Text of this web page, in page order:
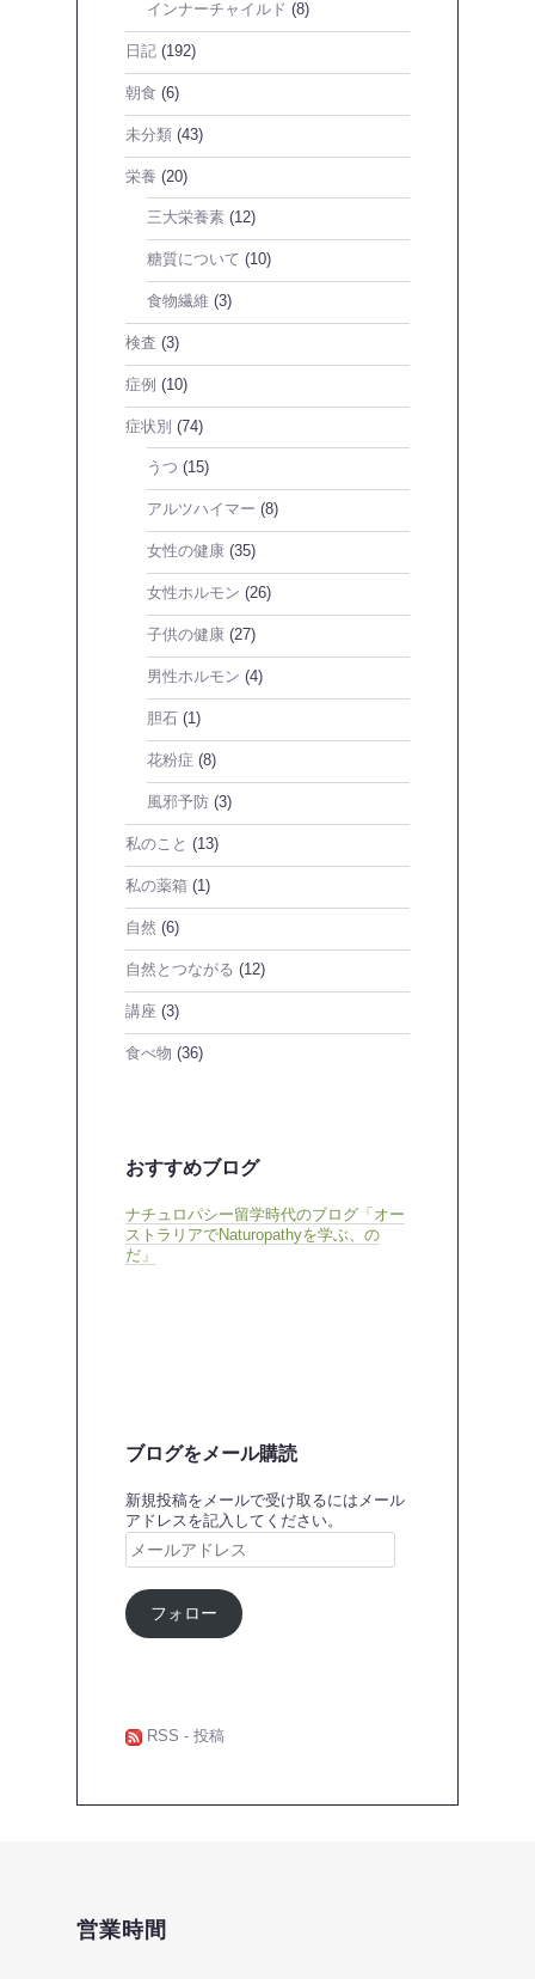
インナーチャイルド (8)
日記 (192)
朝食 (6)
未分類 (43)
栄養 (20)
三大栄養素 (12)
糖質について (10)
食物繊維 (3)
検査 (3)
症例 (10)
症状別 (74)
うつ (15)
アルツハイマー (8)
女性の健康 (35)
女性ホルモン (26)
子供の健康 (27)
男性ホルモン (4)
胆石 (1)
花粉症 (8)
風邪予防 (3)
私のこと (13)
私の薬箱 (1)
自然 (6)
自然とつながる (12)
講座 (3)
食べ物 (36)
おすすめブログ
ナチュロパシー留学時代のブログ「オー
ストラリアでNaturopathyを学ぶ、の
だ」
ブログをメール購読
新規投稿をメールで受け取るにはメール
アドレスを記入してください。
メ
ー
ア
ド
レ
フォロー
RSS - 投稿
営業時間